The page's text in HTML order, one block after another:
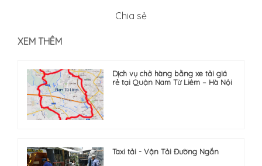
Chia sẻ
XEM THÊM
Dịch vụ chở hàng bằng xe tải giá
rẻ tại Quận Nam Từ Liêm – Hà Nội
Taxi tải - Vận Tải Đường Ngắn